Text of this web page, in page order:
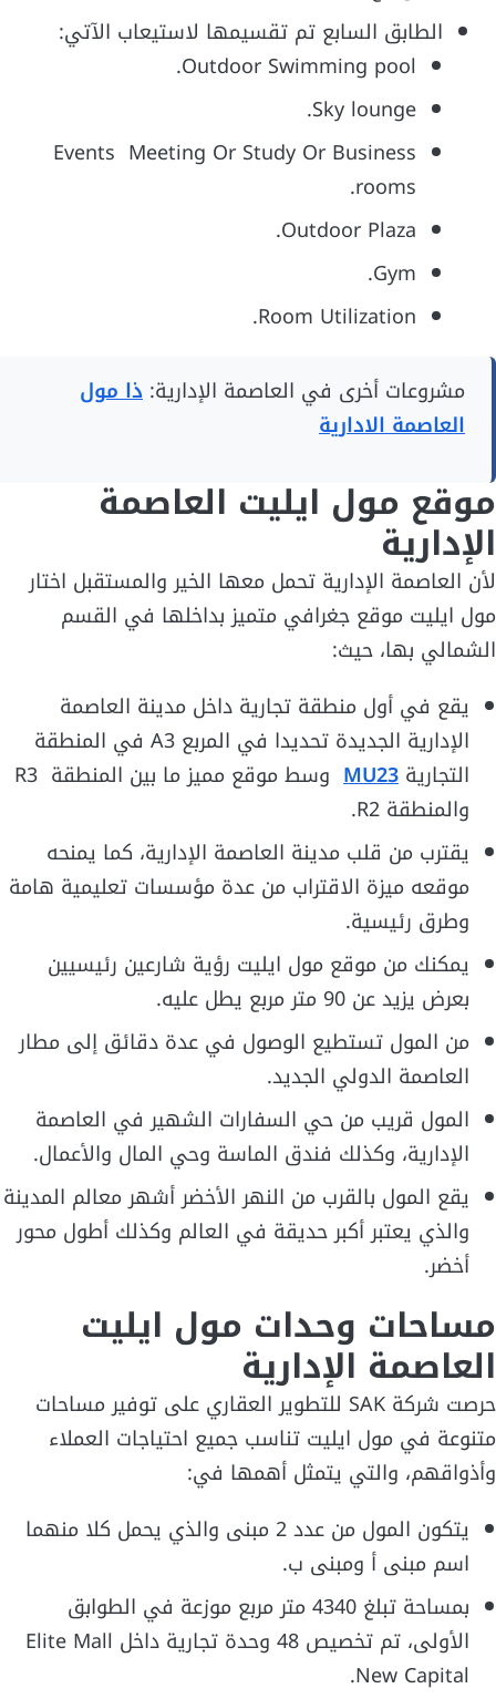
الطابق السابع تم تقسيمها لاستيعاب الآتي:
Outdoor Swimming pool.
Sky lounge.
Events Meeting Or Study Or Business
rooms.
Outdoor Plaza.
Gym.
Room Utilization.
مشروعات أخرى في العاصمة الإدارية: ذا مول
العاصمة الادارية
موقع مول ايليت العاصمة
الإدارية
لأن العاصمة الإدارية تحمل معها الخير والمستقبل اختار
مول ايليت موقع جغرافي متميز بداخلها في القسم
الشمالي بها، حيث:
يقع في أول منطقة تجارية داخل مدينة العاصمة
الإدارية الجديدة تحديدا في المربع A3 في المنطقة
التجارية MU23
وسط موقع مميز ما بين المنطقة R3
والمنطقة R2.
يقترب من قلب مدينة العاصمة الإدارية، كما يمنحه
موقعه ميزة الاقتراب من عدة مؤسسات تعليمية هامة
وطرق رئيسية.
يمكنك من موقع مول ايليت رؤية شارعين رئيسيين
بعرض يزيد عن 90 متر مربع يطل عليه.
من المول تستطيع الوصول في عدة دقائق إلى مطار
العاصمة الدولي الجديد.
المول قريب من حي السفارات الشهير في العاصمة
الإدارية، وكذلك فندق الماسة وحي المال والأعمال.
يقع المول بالقرب من النهر الأخضر أشهر معالم المدينة
والذي يعتبر أكبر حديقة في العالم وكذلك أطول محور
أخضر.
مساحات وحدات مول ايليت
العاصمة الإدارية
حرصت شركة SAK للتطوير العقاري على توفير مساحات
متنوعة في مول ايليت تناسب جميع احتياجات العملاء
وأذواقهم، والتي يتمثل أهمها في:
يتكون المول من عدد 2 مبنى والذي يحمل كلا منهما
اسم مبنى أ ومبنى ب.
بمساحة تبلغ 4340 متر مربع موزعة في الطوابق
الأولى، تم تخصيص 48 وحدة تجارية داخل Elite Mall
New Capital.